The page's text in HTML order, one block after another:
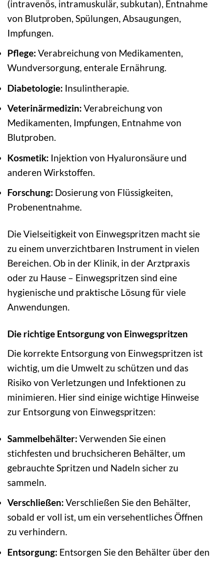
(intravenös, intramuskulär, subkutan), Entnahme
von Blutproben, Spülungen, Absaugungen,
Impfungen.
Pflege: Verabreichung von Medikamenten,
Wundversorgung, enterale Ernährung.
Diabetologie: Insulintherapie.
Veterinärmedizin: Verabreichung von
Medikamenten, Impfungen, Entnahme von
Blutproben.
Kosmetik: Injektion von Hyaluronsäure und
anderen Wirkstoffen.
Forschung: Dosierung von Flüssigkeiten,
Probenentnahme.
Die Vielseitigkeit von Einwegspritzen macht sie
zu einem unverzichtbaren Instrument in vielen
Bereichen. Ob in der Klinik, in der Arztpraxis
oder zu Hause – Einwegspritzen sind eine
hygienische und praktische Lösung für viele
Anwendungen.
Die richtige Entsorgung von Einwegspritzen
Die korrekte Entsorgung von Einwegspritzen ist
wichtig, um die Umwelt zu schützen und das
Risiko von Verletzungen und Infektionen zu
minimieren. Hier sind einige wichtige Hinweise
zur Entsorgung von Einwegspritzen:
Sammelbehälter: Verwenden Sie einen
stichfesten und bruchsicheren Behälter, um
gebrauchte Spritzen und Nadeln sicher zu
sammeln.
Verschließen: Verschließen Sie den Behälter,
sobald er voll ist, um ein versehentliches Öffnen
zu verhindern.
Entsorgung: Entsorgen Sie den Behälter über den